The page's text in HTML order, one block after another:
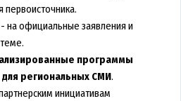
первоисточника.
на официальные заявления и
программы
региональных СМИ.
инициативам